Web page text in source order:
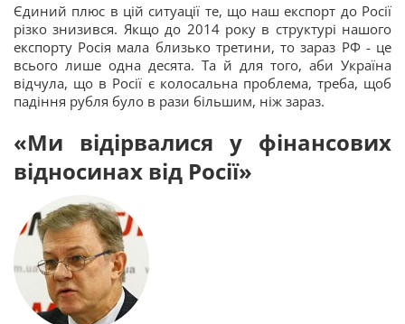
Єдиний плюс в цій ситуації те, що наш експорт до Росії
різко знизився. Якщо до 2014 року в структурі нашого
експорту Росія мала близько третини, то зараз РФ - це
всього лише одна десята. Та й для того, аби Україна
відчула, що в Росії є колосальна проблема, треба, щоб
падіння рубля було в рази більшим, ніж зараз.
«Ми відірвалися у фінансових
відносинах від Росії»